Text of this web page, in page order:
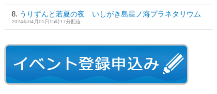
うりずんと若夏の夜 いしがき島星ノ海プラネタリウム
2024年04月05日15時17分配信